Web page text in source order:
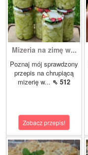
Mizeria na zimę w...
Poznaj mój sprawdzony
przepis na chrupiącą
mizerię w... ⇖ 512
Zobacz przepis!